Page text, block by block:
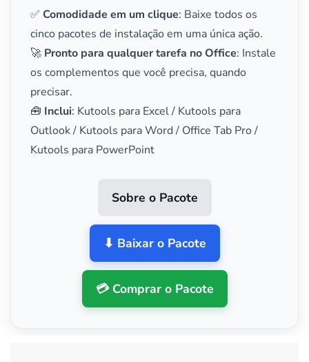
✅ Comodidade em um clique: Baixe todos os
cinco pacotes de instalação em uma única ação.
🚀 Pronto para qualquer tarefa no Office: Instale
os complementos que você precisa, quando
precisar.
🧰 Inclui: Kutools para Excel / Kutools para
Outlook / Kutools para Word / Office Tab Pro /
Kutools para PowerPoint
Sobre o Pacote
⬇ Baixar o Pacote
💳 Comprar o Pacote